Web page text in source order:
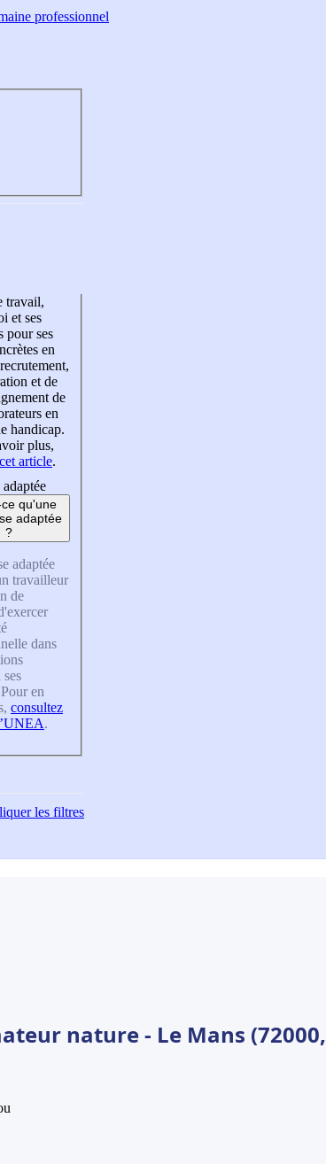
professionnel
travail,
et ses
pour ses
en
et de
de
en
handicap.
plus,
article.
qu'une
adaptée
?
adaptée
travailleur
de
dans
ses
en
consultez
.
les filtres
nature - Le Mans (72000,